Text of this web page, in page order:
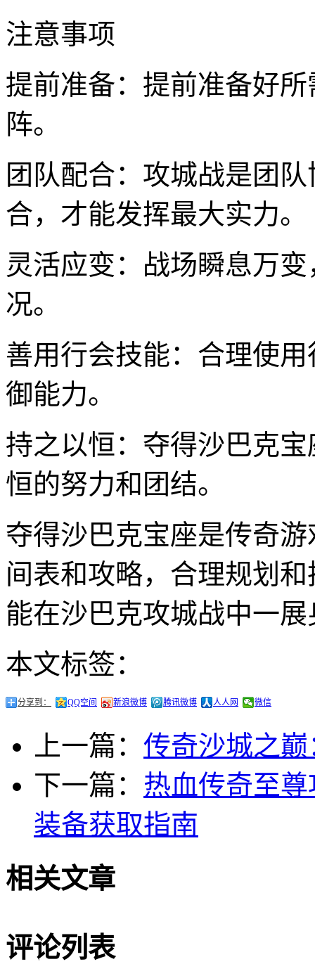
注意事项
提前准备：提前准备好
阵。
团队配合：攻城战是团
合，才能发挥最大实力。
灵活应变：战场瞬息万
况。
善用行会技能：合理使
御能力。
持之以恒：夺得沙巴克
恒的努力和团结。
夺得沙巴克宝座是传奇
间表和攻略，合理规划
能在沙巴克攻城战中一
本文标签：
分享到： QQ空间 新浪微博 腾讯微博 人人网 微信
上一篇： 传奇沙城之
下一篇： 热血传奇至
装备获取指南
相关文章
评论列表